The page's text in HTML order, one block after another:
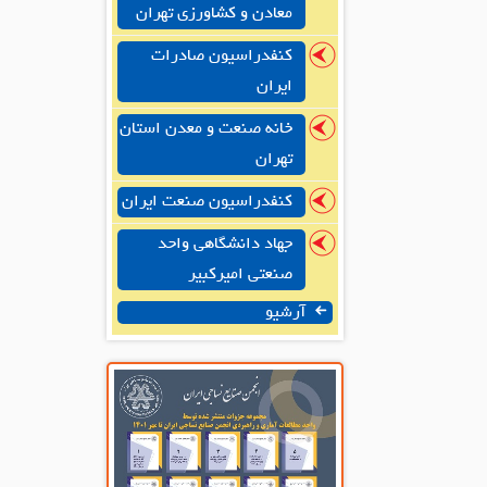
معادن و کشاورزی تهران
کنفدراسیون صادرات
ایران
خانه صنعت و معدن استان
تهران
کنفدراسیون صنعت ایران
جهاد دانشگاهی واحد
صنعتی امیرکبیر
آرشیو